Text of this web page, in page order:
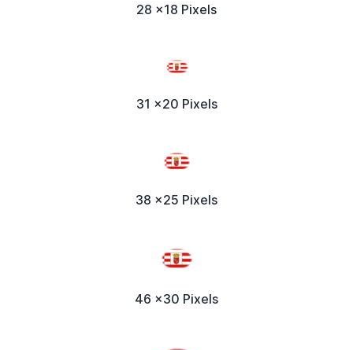
28 x18 Pixels
31 x20 Pixels
38 x25 Pixels
46 x30 Pixels